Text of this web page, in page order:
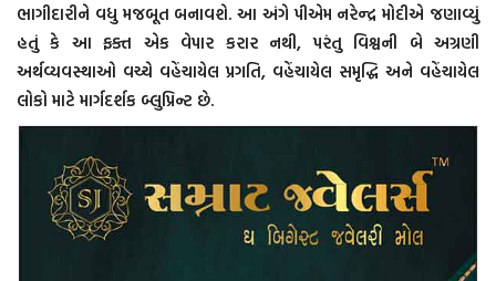
ભાગીદારીને વધુ મજબૂત બનાવશે. આ અંગે પીએમ નરેન્દ્ર મોદીએ જણાવ્યું
હતું કે આ ફક્ત એક વેપાર કરાર નથી, પરંતુ વિશ્વની બે અગ્રણી
અર્થવ્યવસ્થાઓ વચ્ચે વહેંચાયેલ પ્રગતિ, વહેંચાયેલ સમૃદ્ધિ અને વહેંચાયેલ
લોકો માટે માર્ગદર્શક બ્લુપ્રિન્ટ છે.